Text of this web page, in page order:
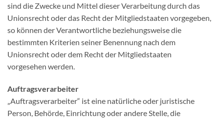
sind die Zwecke und Mittel dieser Verarbeitung durch das
Unionsrecht oder das Recht der Mitgliedstaaten vorgegeben,
so können der Verantwortliche beziehungsweise die
bestimmten Kriterien seiner Benennung nach dem
Unionsrecht oder dem Recht der Mitgliedstaaten
vorgesehen werden.
Auftragsverarbeiter
„Auftragsverarbeiter“ ist eine natürliche oder juristische
Person, Behörde, Einrichtung oder andere Stelle, die